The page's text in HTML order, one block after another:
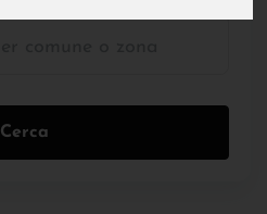
Cerca